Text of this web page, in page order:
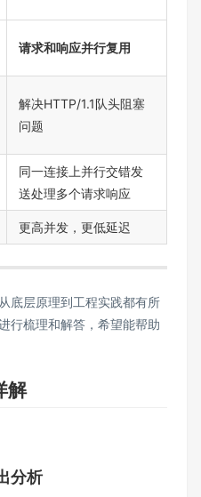
请求和响应并行复用
解决HTTP/1.1队头阻塞
问题
同一连接上并行交错发
送处理多个请求响应
更高并发，更低延迟
底层原理到工程实践都有所
行梳理和解答，希望能帮助
解
分析